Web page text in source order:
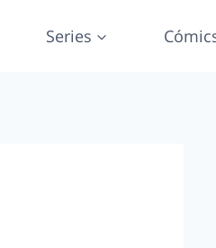
Series